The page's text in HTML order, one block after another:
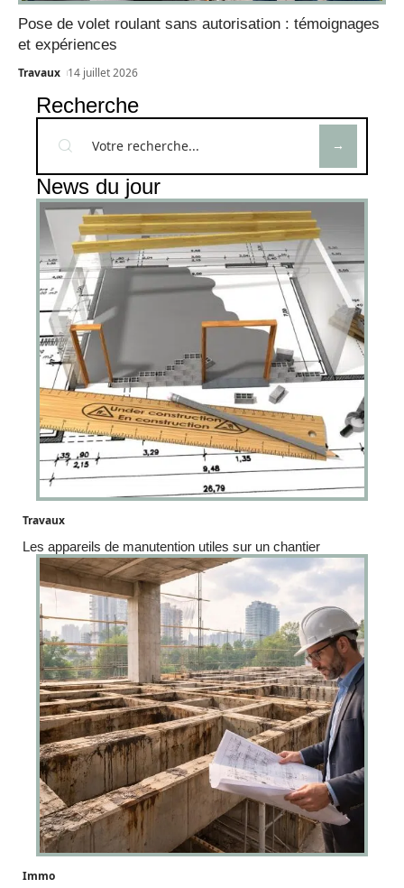
Pose de volet roulant sans autorisation : témoignages
et expériences
Travaux 14 juillet 2026
Recherche
News du jour
Travaux
Les appareils de manutention utiles sur un chantier
Immo